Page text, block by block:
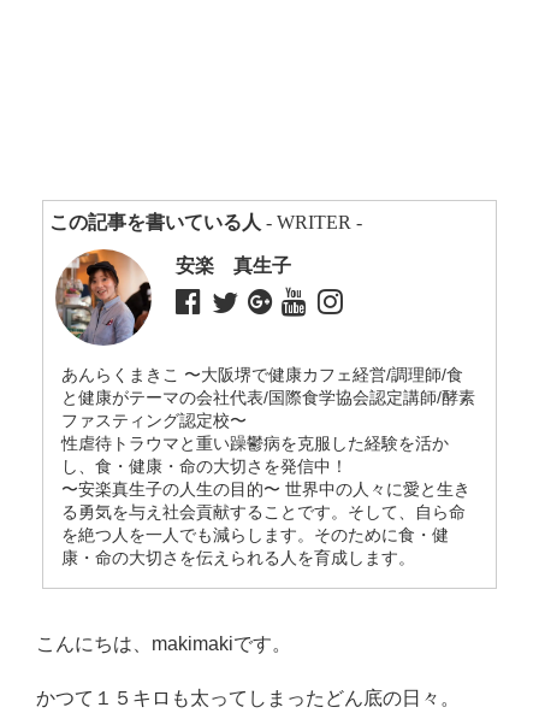
この記事を書いている人 - WRITER -
あんらくまきこ 〜大阪堺で健康カフェ経営/調理師/食
と健康がテーマの会社代表/国際食学協会認定講師/酵素
ファスティング認定校〜
性虐待トラウマと重い躁鬱病を克服した経験を活か
し、食・健康・命の大切さを発信中！
〜安楽真生子の人生の目的〜 世界中の人々に愛と生き
る勇気を与え社会貢献することです。そして、自ら命
を絶つ人を一人でも減らします。そのために食・健
康・命の大切さを伝えられる人を育成します。
安楽 真生子
こんにちは、makimakiです。
かつて１５キロも太ってしまったどん底の日々。